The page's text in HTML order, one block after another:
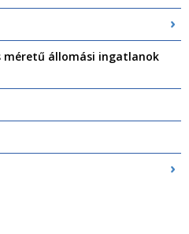
méretű állomási ingatlanok